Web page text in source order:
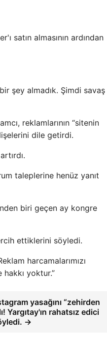
satın almasının ardından
şey almadık. Şimdi savaş
reklamlarının “sitenin
dile getirdi.
taleplerine henüz yanıt
biri geçen ay kongre
ettiklerini söyledi.
harcamalarımızı
yoktur.”
yasağını “zehirden
Yargıtay'ın rahatsız edici
→